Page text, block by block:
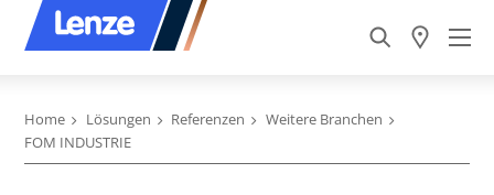
Home Lösungen Referenzen
Weitere Branchen
FOM INDUSTRIE